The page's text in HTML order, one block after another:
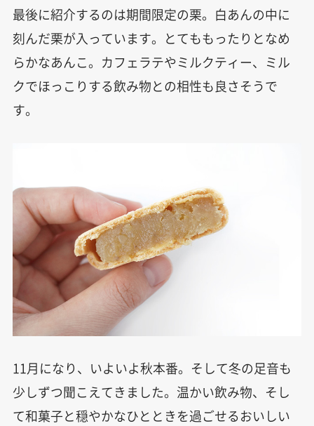
最後に紹介するのは期間限定の栗。白あんの中に
刻んだ栗が入っています。とてももったりとなめ
らかなあんこ。カフェラテやミルクティー、ミル
クでほっこりする飲み物との相性も良さそうで
す。
11月になり、いよいよ秋本番。そして冬の足音も
少しずつ聞こえてきました。温かい飲み物、そし
て和菓子と穏やかなひとときを過ごせるおいしい